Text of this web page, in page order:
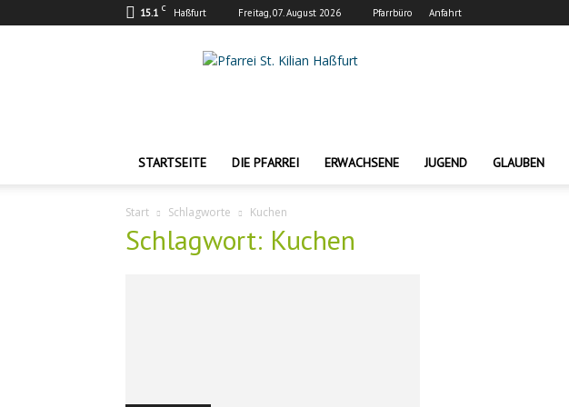
15.1 C Haßfurt Freitag, 07. August 2026 Pfarrbüro Anfahrt
Pfarrei
STARTSEITE DIE PFARREI ERWACHSENE JUGEND GLAUBEN
Start Schlagworte Kuchen
Schlagwort: Kuchen